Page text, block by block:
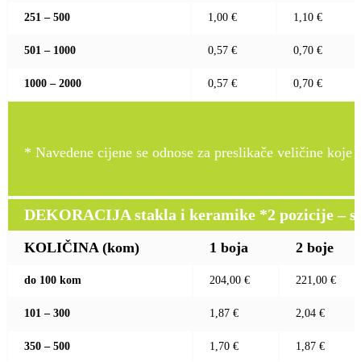
251 – 500 1,00 € 1,10 €
501 – 1000 0,57 € 0,70 €
1000 – 2000 0,57 € 0,70 €
* Navedene cijene se odnose za preslikače veličine
DEKORACIJA stakla i keramike *2 pozicije –
KOLIČINA (kom) 1 boja 2 boje
do 100 kom 204,00 € 221,00 €
101 – 300 1,87 € 2,04 €
350 – 500 1,70 € 1,87 €